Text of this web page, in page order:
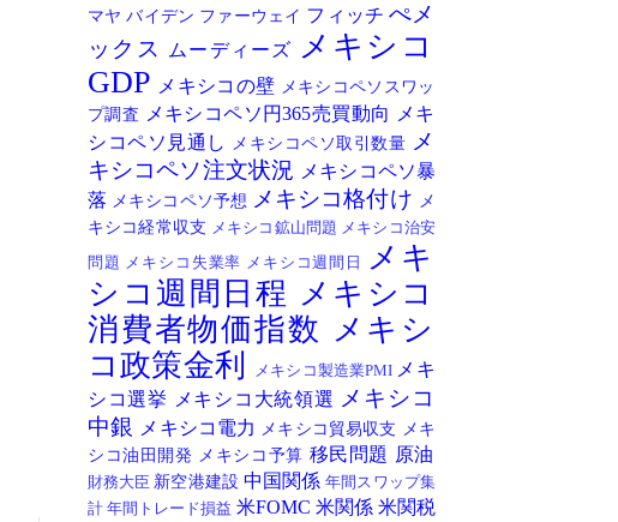
マヤバイデン ファーウェイ フィッチぺメ
ックス
ムーディーズ メキシコ
GDP メキシコの壁 メキシコペソスワッ
プ調査
メキシコペソ円365売買動向
メキ
シコペソ見通し
メキシコペソ取引数量 メ
キシコペソ注文状況 メキシコペソ暴
落 メキシコペソ予想 メキシコ格付け
メ
キシコ経常収支 メキシコ鉱山問題 メキシコ治安
問題 メキシコ失業率 メキシコ週間日
メキ
シコ週間日程 メキシコ
消費者物価指数 メキシ
コ政策金利
メキシコ製造業PMI メキ
シコ選挙
メキシコ大統領選 メキシコ
中銀
メキシコ電力 メキシコ貿易収支
メキ
シコ油田開発
メキシコ予算 移民問題 原油
財務大臣 新空港建設 中国関係年間スワップ集
計年間トレード損益 米FOMC 米関係 米関税